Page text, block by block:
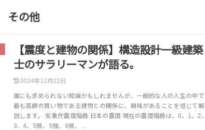
その他
【震度と建物の関係】構造設計一級建築
士のサラリーマンが語る。
2024年12月22日
誰にも求められない知識かもしれませんが、一般的な人の人生の中で
最も高額の買い物である建物との関係に、興味があることを信じて解
説します。 気象庁震度階級 日本の震度 現在の震度階級は、0、1、2、
3、4、5弱、5強、6弱、…